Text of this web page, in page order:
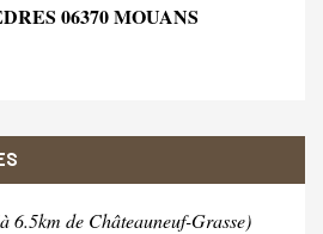
06370 MOUANS
6.5km de Châteauneuf-Grasse)